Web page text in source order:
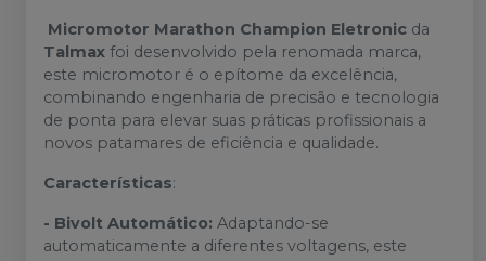
Micromotor Marathon Champion Eletronic da
Talmax foi desenvolvido pela renomada marca,
este micromotor é o epítome da excelência,
combinando engenharia de precisão e tecnologia
de ponta para elevar suas práticas profissionais a
novos patamares de eficiência e qualidade.
Características:
- Bivolt Automático: Adaptando-se
automaticamente a diferentes voltagens, este